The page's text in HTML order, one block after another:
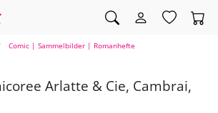
Comic | Sammelbilder | Romanhefte
Arlatte & Cie, Cambrai,